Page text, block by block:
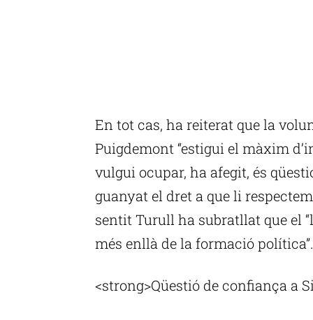
En tot cas, ha reiterat que la
Puigdemont “estigui el màxim
vulgui ocupar, ha afegit, és
guanyat el dret a que li
sentit Turull ha subratllat que el
més enllà de la formació política”.
<strong>Qüestió de confiança a